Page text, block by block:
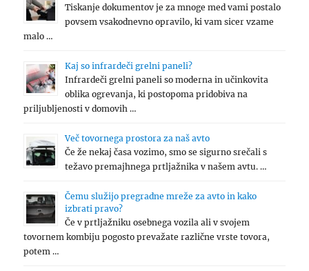
Tiskanje dokumentov je za mnoge med vami postalo
povsem vsakodnevno opravilo, ki vam sicer vzame
malo …
Kaj so infrardeči grelni paneli?
Infrardeči grelni paneli so moderna in učinkovita
oblika ogrevanja, ki postopoma pridobiva na
priljubljenosti v domovih …
Več tovornega prostora za naš avto
Če že nekaj časa vozimo, smo se sigurno srečali s
težavo premajhnega prtljažnika v našem avtu. …
Čemu služijo pregradne mreže za avto in kako
izbrati pravo?
Če v prtljažniku osebnega vozila ali v svojem
tovornem kombiju pogosto prevažate različne vrste tovora,
potem …